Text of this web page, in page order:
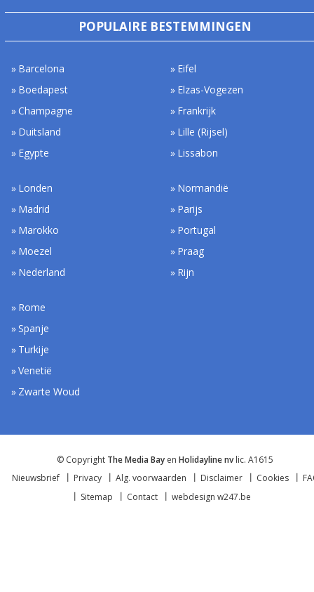
POPULAIRE BESTEMMINGEN
Barcelona
Boedapest
Champagne
Duitsland
Egypte
Eifel
Elzas-Vogezen
Frankrijk
Lille (Rijsel)
Lissabon
Londen
Madrid
Marokko
Moezel
Nederland
Normandië
Parijs
Portugal
Praag
Rijn
Rome
Spanje
Turkije
Venetië
Zwarte Woud
© Copyright The Media Bay en Holidayline nvlic. A1615
Nieuwsbrief
Privacy Alg. voorwaarden Disclaimer Cookies
Sitemap
Contact webdesign w247.be